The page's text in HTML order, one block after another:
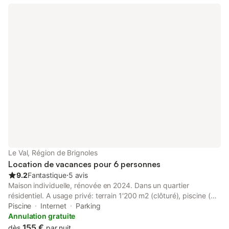
Le Val, Région de Brignoles
Location de vacances pour 6 personnes
9.2Fantastique⋅5 avis
Maison individuelle, rénovée en 2024. Dans un quartier
résidentiel. A usage privé: terrain 1'200 m2 (clôturé), piscine (8
x 4 m, profondeur 70 - 180 cm, disponibilité saisonnière: 01.Jan.
- 31.Dec.). Place de parking (pour 2 voitures) sur le terrain.
Magasins 2.5 km, restaurant 2.5 km, arrêt de bus 2.6 km.
Piscine Internet
Parking
Annulation gratuite